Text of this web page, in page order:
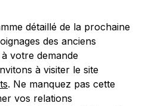
détaillé de la prochaine
des anciens
votre demande
à visiter le site
. Ne manquez pas cette
vos relations